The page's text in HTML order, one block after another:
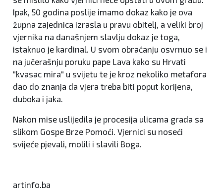
Ipak, 50 godina poslije imamo dokaz kako je ova
župna zajednica izrasla u pravu obitelj, a veliki broj
vjernika na današnjem slavlju dokaz je toga,
istaknuo je kardinal. U svom obraćanju osvrnuo se i
na jučerašnju poruku pape Lava kako su Hrvati
"kvasac mira" u svijetu te je kroz nekoliko metafora
dao do znanja da vjera treba biti poput korijena,
duboka i jaka.
Nakon mise uslijedila je procesija ulicama grada sa
slikom Gospe Brze Pomoći. Vjernici su noseći
svijeće pjevali, molili i slavili Boga.
artinfo.ba